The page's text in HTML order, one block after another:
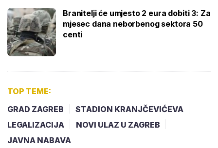
Branitelji će umjesto 2 eura dobiti 3: Za
mjesec dana neborbenog sektora 50
centi
TOP TEME:
GRAD ZAGREB
STADION KRANJČEVIĆEVA
LEGALIZACIJA
NOVI ULAZ U ZAGREB
JAVNA NABAVA